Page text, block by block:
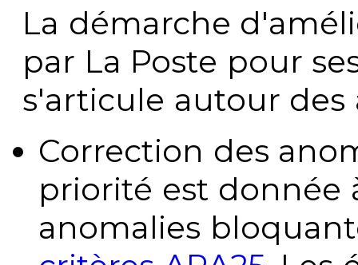
La démarche
par La Poste pour
s'articule autour des
Correction des
priorité est donnée
anomalies